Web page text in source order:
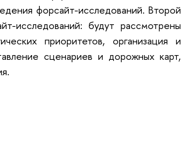
форсайт-исследований. Второй
исследований: будут рассмотрены
приоритетов, организация и
сценариев и дорожных карт,